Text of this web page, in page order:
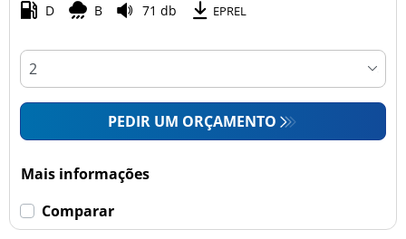
Esvaziamento limitado
Runflat (0)
Mais opções
D B 71 db EPREL
PEDIR UM ORÇAMENTO
Mais informações
Comparar